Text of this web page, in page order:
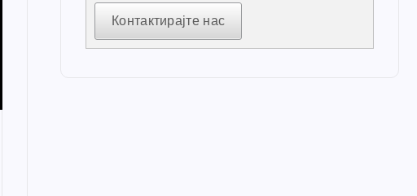
Контактирајте нас